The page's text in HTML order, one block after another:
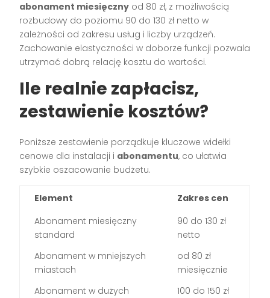
abonament miesięczny od 80 zł, z możliwością
rozbudowy do poziomu 90 do 130 zł netto w
zależności od zakresu usług i liczby urządzeń.
Zachowanie elastyczności w doborze funkcji pozwala
utrzymać dobrą relację kosztu do wartości.
Ile realnie zapłacisz,
zestawienie kosztów?
Poniższe zestawienie porządkuje kluczowe widełki
cenowe dla instalacji i abonamentu, co ułatwia
szybkie oszacowanie budżetu.
Element
Zakres cen
Abonament miesięczny
standard
90 do 130 zł
netto
Abonament w mniejszych
miastach
od 80 zł
miesięcznie
Abonament w dużych
100 do 150 zł